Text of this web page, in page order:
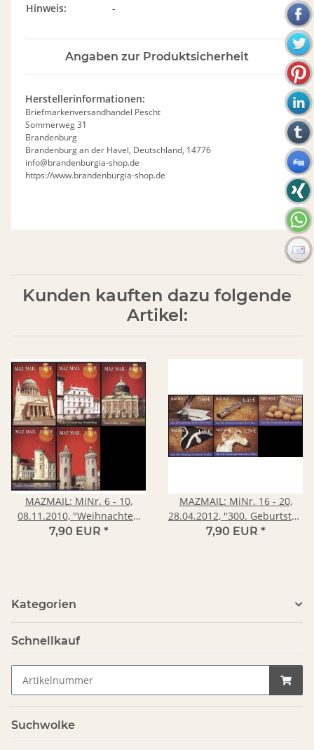
Hinweis:
-
Angaben zur Produktsicherheit
Herstellerinformationen:
Briefmarkenversandhandel Pescht
Sommerweg 31
Brandenburg
Brandenburg an der Havel, Deutschland, 14776
info@brandenburgia-shop.de
https://www.brandenburgia-shop.de
Kunden kauften dazu folgende
Artikel:
MAZMAIL: MiNr. 6 - 10,
08.11.2010, "Weihnachten
2010", Satz, postfrisch
7,90 EUR *
MAZMAIL: MiNr. 16 - 20,
28.04.2012, "300. Geburtstag
Friedrich des Großen", Satz,
7,90 EUR *
Kategorien
Schnellkauf
Suchwolke